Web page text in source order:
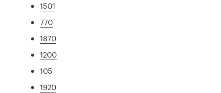
1501
770
1870
1200
105
1920